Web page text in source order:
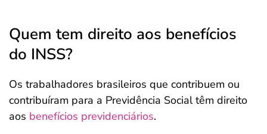
Quem tem direito aos benefícios
do INSS?
Os trabalhadores brasileiros que contribuem ou
contribuíram para a Previdência Social têm direito
aos benefícios previdenciários.